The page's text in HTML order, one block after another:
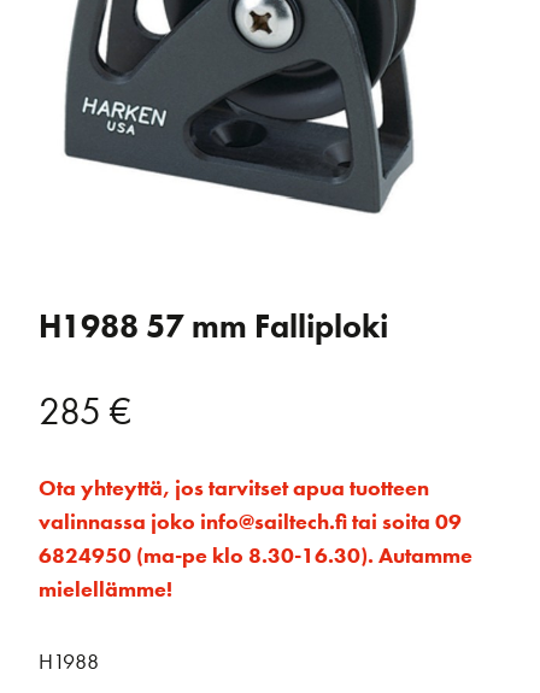
H1988 57 mm Falliploki
285 €
Ota yhteyttä, jos tarvitset apua tuotteen
valinnassa joko info@sailtech.fi tai soita 09
6824950 (ma-pe klo 8.30-16.30). Autamme
mielellämme!
H1988